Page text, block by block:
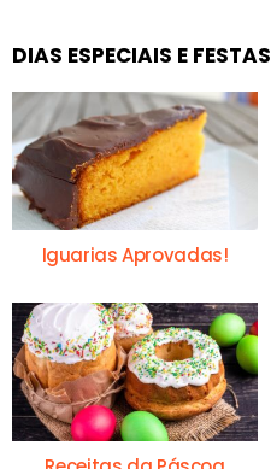
DIAS ESPECIAIS E FESTAS
Iguarias Aprovadas!